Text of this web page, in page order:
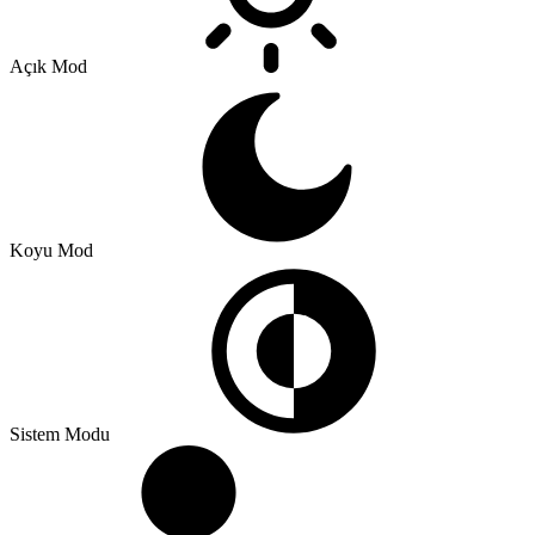
Açık Mod
Koyu Mod
Sistem Modu